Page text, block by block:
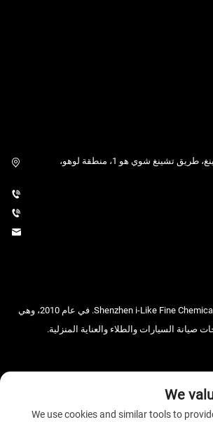
الطابق 10 ج، مبنى بو شينغ، طريق تشينغ شوي هو 1، منطقة لوهو،
تأسست شركة Shenzhen i-Like Fine Chemical Co., Ltd. في عام 2010، وهي
صيانة السيارات والطلاء والعناية المنزلية.
We
We use cookies and similar tools to